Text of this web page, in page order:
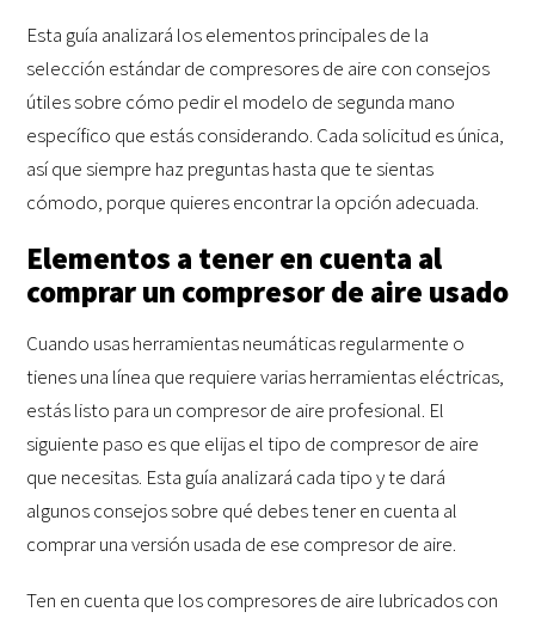
Esta guía analizará los elementos principales de la
selección estándar de compresores de aire con consejos
útiles sobre cómo pedir el modelo de segunda mano
específico que estás considerando. Cada solicitud es única,
así que siempre haz preguntas hasta que te sientas
cómodo, porque quieres encontrar la opción adecuada.
Elementos a tener en cuenta al
comprar un compresor de aire usado
Cuando usas herramientas neumáticas regularmente o
tienes una línea que requiere varias herramientas eléctricas,
estás listo para un compresor de aire profesional. El
siguiente paso es que elijas el tipo de compresor de aire
que necesitas. Esta guía analizará cada tipo y te dará
algunos consejos sobre qué debes tener en cuenta al
comprar una versión usada de ese compresor de aire.
Ten en cuenta que los compresores de aire lubricados con